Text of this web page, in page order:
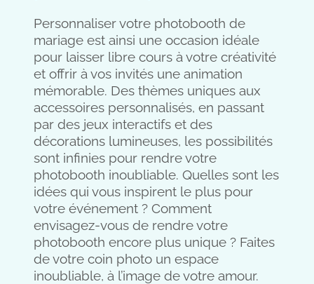
Personnaliser votre photobooth de
mariage est ainsi une occasion idéale
pour laisser libre cours à votre créativité
et offrir à vos invités une animation
mémorable. Des thèmes uniques aux
accessoires personnalisés, en passant
par des jeux interactifs et des
décorations lumineuses, les possibilités
sont infinies pour rendre votre
photobooth inoubliable. Quelles sont les
idées qui vous inspirent le plus pour
votre événement ? Comment
envisagez-vous de rendre votre
photobooth encore plus unique ? Faites
de votre coin photo un espace
inoubliable, à l’image de votre amour.